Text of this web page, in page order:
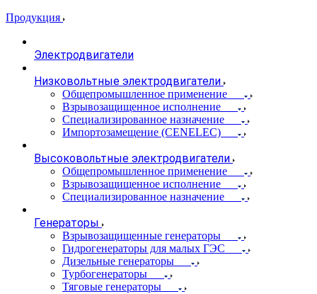
Продукция
Электродвигатели
Низковольтные электродвигатели
Общепромышленное применение
Взрывозащищенное исполнение
Специализированное назначение
Импортозамещение (CENELEC)
Высоковольтные электродвигатели
Общепромышленное применение
Взрывозащищенное исполнение
Специализированное назначение
Генераторы
Взрывозащищенные генераторы
Гидрогенераторы для малых ГЭС
Дизельные генераторы
Турбогенераторы
Тяговые генераторы